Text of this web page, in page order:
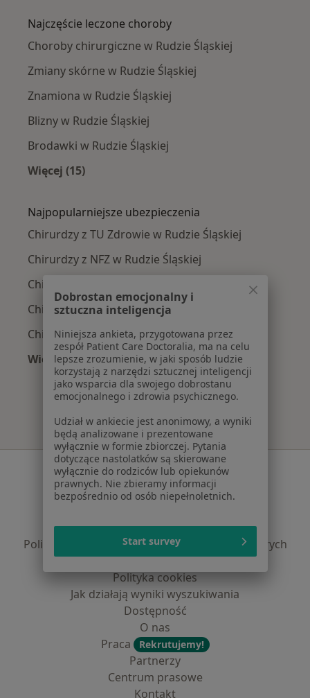
Najczęście leczone choroby
Choroby chirurgiczne w Rudzie Śląskiej
Zmiany skórne w Rudzie Śląskiej
Znamiona w Rudzie Śląskiej
Blizny w Rudzie Śląskiej
Brodawki w Rudzie Śląskiej
Więcej (15)
Najpopularniejsze ubezpieczenia
Chirurdzy z TU Zdrowie w Rudzie Śląskiej
Chirurdzy z NFZ w Rudzie Śląskiej
Chirurdzy z Compensa w Rudzie Śląskiej
Chirurdzy z PZU Zdrowie w Rudzie Śląskiej
Chirurdzy z Allianz w Rudzie Śląskiej
Więcej (3)
Więcej w kategorii: Najpopularniejsze
Serwis
Regulamin
Polityka prywatności profesjonalistów
Polityka prywatności dla profesjonalistów, których
dane pozyskaliśmy samodzielnie
Polityka cookies
Jak działają wyniki wyszukiwania
Dostępność
O nas
Praca
Rekrutujemy!
Partnerzy
Centrum prasowe
Kontakt
Dobrostan emocjonalny i
sztuczna inteligencja
Niniejsza ankieta, przygotowana przez
zespół Patient Care Doctoralia, ma na celu
lepsze zrozumienie, w jaki sposób ludzie
korzystają z narzędzi sztucznej inteligencji
jako wsparcia dla swojego dobrostanu
emocjonalnego i zdrowia psychicznego.
Udział w ankiecie jest anonimowy, a wyniki
będą analizowane i prezentowane
wyłącznie w formie zbiorczej. Pytania
dotyczące nastolatków są skierowane
wyłącznie do rodziców lub opiekunów
prawnych. Nie zbieramy informacji
bezpośrednio od osób niepełnoletnich.
Start survey